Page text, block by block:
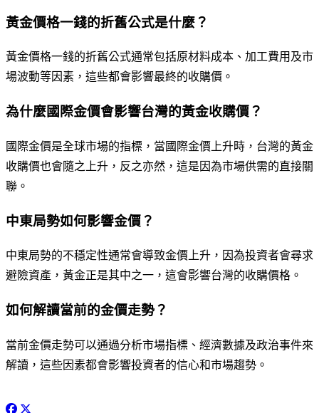
黃金價格一錢的折舊公式是什麼？
黃金價格一錢的折舊公式通常包括原材料成本、加工費用及市
場波動等因素，這些都會影響最終的收購價。
為什麼國際金價會影響台灣的黃金收購價？
國際金價是全球市場的指標，當國際金價上升時，台灣的黃金
收購價也會隨之上升，反之亦然，這是因為市場供需的直接關
聯。
中東局勢如何影響金價？
中東局勢的不穩定性通常會導致金價上升，因為投資者會尋求
避險資產，黃金正是其中之一，這會影響台灣的收購價格。
如何解讀當前的金價走勢？
當前金價走勢可以通過分析市場指標、經濟數據及政治事件來
解讀，這些因素都會影響投資者的信心和市場趨勢。